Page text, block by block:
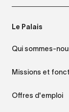
Le Palais
Qui sommes-
Missions et
Offres d'emploi